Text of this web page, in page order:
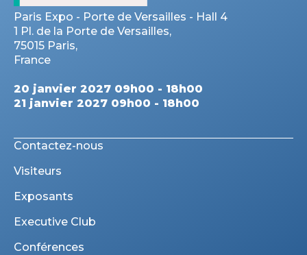
Paris Expo - Porte de Versailles - Hall 4
1 Pl. de la Porte de Versailles,
75015 Paris,
France
20 janvier 2027 09h00 - 18h00
21 janvier 2027 09h00 - 18h00
Contactez-nous
Visiteurs
Exposants
Executive Club
Conférences